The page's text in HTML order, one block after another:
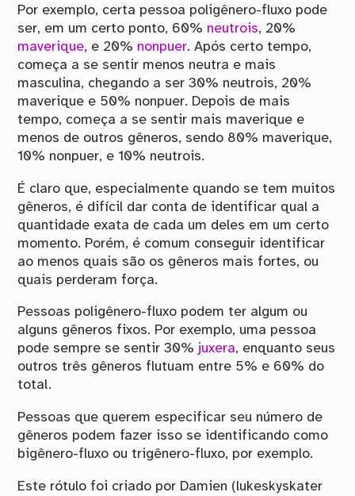
Por exemplo, certa pessoa poligênero-fluxo pode
ser, em um certo ponto, 60% neutrois, 20%
maverique, e 20% nonpuer. Após certo tempo,
começa a se sentir menos neutra e mais
masculina, chegando a ser 30% neutrois, 20%
maverique e 50% nonpuer. Depois de mais
tempo, começa a se sentir mais maverique e
menos de outros gêneros, sendo 80% maverique,
10% nonpuer, e 10% neutrois.
É claro que, especialmente quando se tem muitos
gêneros, é difícil dar conta de identificar qual a
quantidade exata de cada um deles em um certo
momento. Porém, é comum conseguir identificar
ao menos quais são os gêneros mais fortes, ou
quais perderam força.
Pessoas poligênero-fluxo podem ter algum ou
alguns gêneros fixos. Por exemplo, uma pessoa
pode sempre se sentir 30% juxera, enquanto seus
outros três gêneros flutuam entre 5% e 60% do
total.
Pessoas que querem especificar seu número de
gêneros podem fazer isso se identificando como
bigênero-fluxo ou trigênero-fluxo, por exemplo.
Este rótulo foi criado por Damien (lukeskyskater